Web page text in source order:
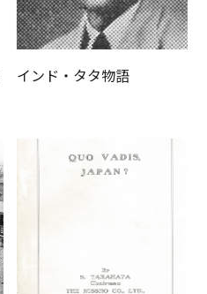
インド・タタ物語